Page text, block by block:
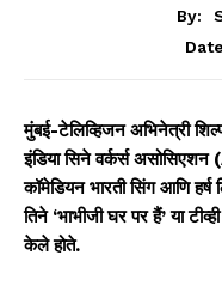
By:
मुंबई-टेलिव्हिजन अभिनेत्री
इंडिया सिने वर्कर्स
कॉमेडियन भारती सिंग आणि
तिने ‘भाभीजी घर पर हैं’ या
केले होते.